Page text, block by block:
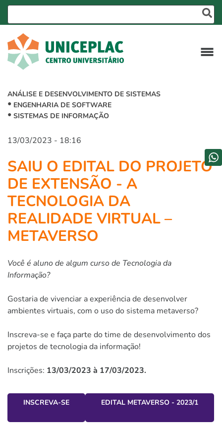
ANÁLISE E DESENVOLVIMENTO DE SISTEMAS
ENGENHARIA DE SOFTWARE
SISTEMAS DE INFORMAÇÃO
13/03/2023 - 18:16
SAIU O EDITAL DO PROJETO
DE EXTENSÃO - A
TECNOLOGIA DA
REALIDADE VIRTUAL –
METAVERSO
Você é aluno de algum curso de Tecnologia da
Informação?
Gostaria de vivenciar a experiência de desenvolver
ambientes virtuais, com o uso do sistema metaverso?
Inscreva-se e faça parte do time de desenvolvimento dos
projetos de tecnologia da informação!
Inscrições: 13/03/2023 à 17/03/2023.
INSCREVA-SE EDITAL METAVERSO - 2023/1